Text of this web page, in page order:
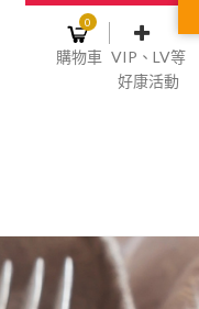
0
購物車 VIP、LV等
好康活動